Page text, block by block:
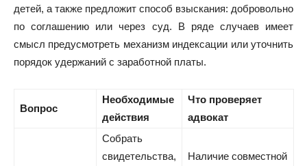
детей, а также предложит способ взыскания: добровольно
по соглашению или через суд. В ряде случаев имеет
смысл предусмотреть механизм индексации или уточнить
порядок удержаний с заработной платы.
Вопрос
Необходимые
действия
Что проверяет
адвокат
Собрать
свидетельства,
Наличие совместной